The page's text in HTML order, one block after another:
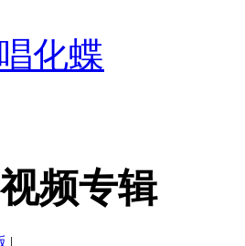
化蝶
频专辑
|